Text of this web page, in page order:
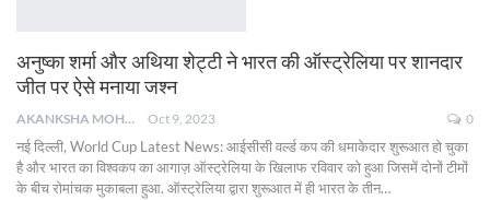
अनुष्का शर्मा और अथिया शेट्टी ने भारत की ऑस्ट्रेलिया पर शानदार
जीत पर ऐसे मनाया जश्न
AKANKSHA MOHAN Oct 9, 2023 0
नई दिल्ली, World Cup Latest News: आईसीसी वर्ल्ड कप की धमाकेदार शुरूआत हो चुका
है और भारत का विश्वकप का आगाज़ ऑस्ट्रेलिया के खिलाफ रविवार को हुआ जिसमें दोनों टीमों
के बीच रोमांचक मुकाबला हुआ. ऑस्ट्रेलिया द्वारा शुरूआत में ही भारत के तीन…